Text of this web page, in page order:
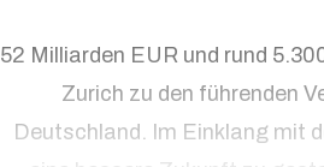
52 Milliarden EUR und rund
Zurich zu den führenden
Deutschland. Im Einklang mit